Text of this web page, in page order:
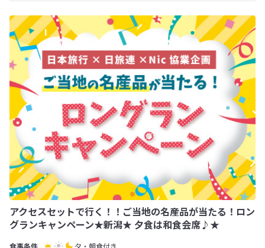
アクセスセットで行く！！ご当地の名産品が当たる！ロン
グランキャンペーン★新潟★ 夕食は和食会席♪★
夕・朝食付き